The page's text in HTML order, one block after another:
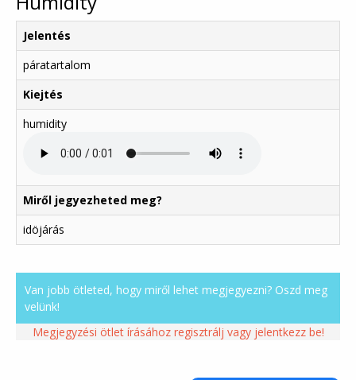
Jelentés
páratartalom
Kiejtés
humidity
Miről jegyezheted meg?
idöjárás
Van jobb ötleted, hogy miről lehet megjegyezni? Oszd meg
velünk!
Megjegyzési ötlet írásához regisztrálj vagy jelentkezz be!